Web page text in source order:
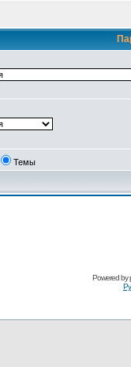
Темы
Powered by